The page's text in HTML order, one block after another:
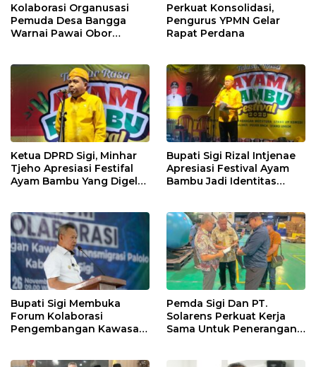
Kolaborasi Organusasi
Pemuda Desa Bangga
Warnai Pawai Obor
Perkuat Konsolidasi,
Pengurus YPMN Gelar
Rapat Perdana
Ketua DPRD Sigi, Minhar
Tjeho Apresiasi Festifal
Ayam Bambu Yang Digelar
Bupati Sigi Rizal Intjenae
Apresiasi Festival Ayam
Bambu Jadi Identitas
Nasional
Bupati Sigi Membuka
Forum Kolaborasi
Pengembangan Kawasan
Pemda Sigi Dan PT.
Solarens Perkuat Kerja
Sama Untuk Penerangan